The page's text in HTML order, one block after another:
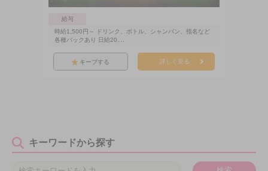
給与
時給1,500円～ ドリンク、ボトル、シャンパン、指名など
各種バックあり 日給20,...
キープする 詳しく見る
キーワードから探す